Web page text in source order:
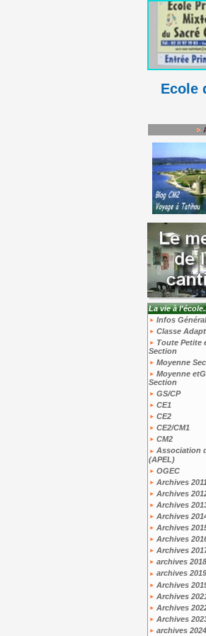
Ecole
La vie à
Infos
Classe
Toute Petite
Section
Moyenne
Moyenne
Section
GS/CP
CE1
CE2
CE2/CM1
CM2
Association
(APEL)
OGEC
Archives
Archives
Archives
Archives
Archives
Archives
Archives
archives
archives
Archives
Archives
Archives
Archives
archives